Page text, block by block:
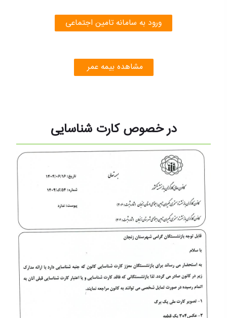
ورود به سامانه تامین اجتماعی
مشاهده بیمه عمر
در خصوص کارت شناسایی